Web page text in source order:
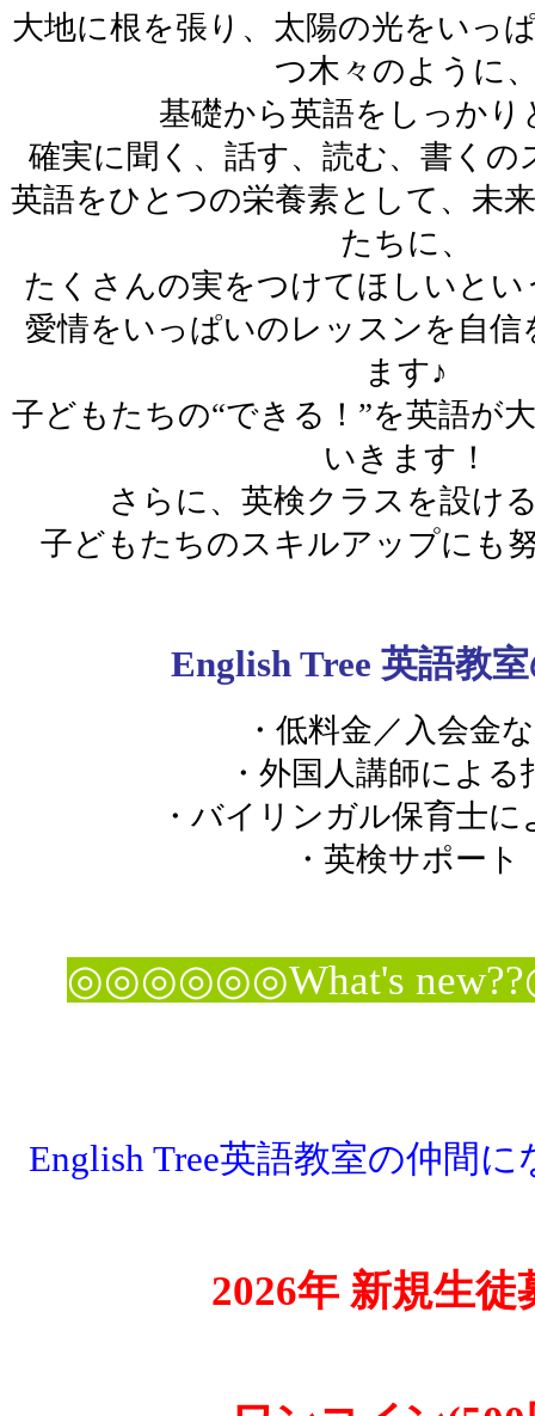
大地に根を張り、太陽の光をいっ
つ木々のように
基礎から英語をしっかり
確実に聞く、話す、読む、書くの
英語をひとつの栄養素として、未
たちに、
たくさんの実をつけてほしいと
愛情をいっぱいのレッスンを自
ます♪
子どもたちの“できる！”を英語が
いきます！
さらに、英検クラスを設け
子どもたちのスキルアップにも
English Tree 英語教
・低料金／入会金
・外国人講師による
・バイリンガル保育士に
・英検サポート
◎◎◎◎◎◎What's
English Tree英語教室の仲間
2026年 新規生徒